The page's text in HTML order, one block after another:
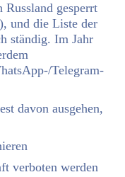
gesperrt
und die Liste der
ständig. Im Jahr
Telegram-
davon ausgehen,
verboten werden